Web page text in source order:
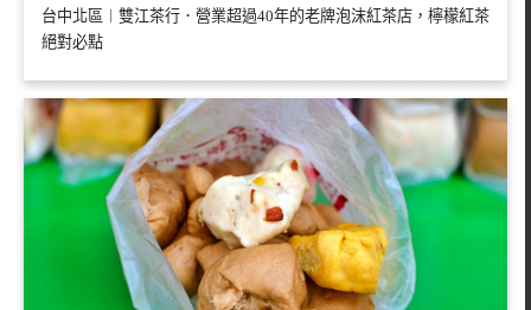
台中北區︱雙江茶行．營業超過40年的老牌泡沫紅茶店，檸檬紅茶
絕對必點